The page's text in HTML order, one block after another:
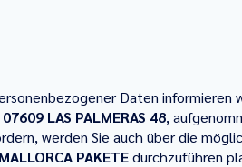
Daten informieren
LAS PALMERAS 48,
werden Sie auch über die
MALLORCA PAKETEdurchzuführen